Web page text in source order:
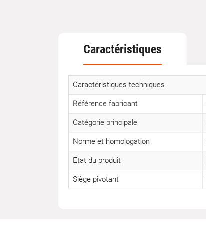
Caractéristiques
Caractéristiques techniques
Référence fabricant
Catégorie principale
Norme et homologation
Etat du produit
Siège pivotant